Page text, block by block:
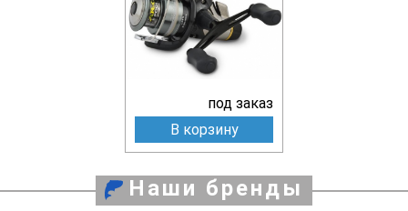
под заказ
В корзину
Наши бренды